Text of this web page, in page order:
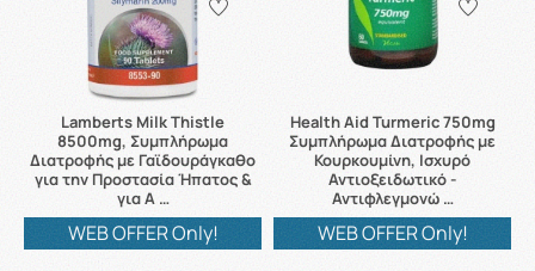
Lamberts Milk Thistle
8500mg, Συμπλήρωμα
Διατροφής με Γαϊδουράγκαθο
για την Προστασία Ήπατος &
για Α …
WEB OFFER Only!
Health Aid Turmeric 750mg
Συμπλήρωμα Διατροφής με
Κουρκουμίνη, Ισχυρό
Αντιοξειδωτικό -
Αντιφλεγμονώ …
WEB OFFER Only!